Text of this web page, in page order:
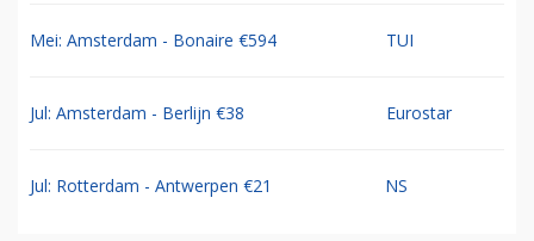
Mei: Amsterdam - Bonaire €594 TUI
Jul: Amsterdam - Berlijn €38 Eurostar
Jul: Rotterdam - Antwerpen €21 NS